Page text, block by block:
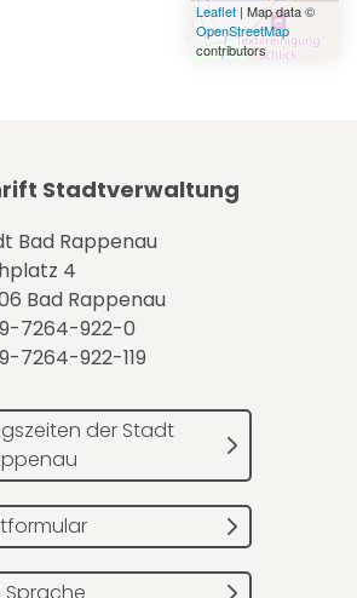
Leaflet| Map data ©
OpenStreetMap
contributors
Stadtverwaltung
Bad Rappenau
4
Bad Rappenau
7264-922-0
7264-922-119
der Stadt